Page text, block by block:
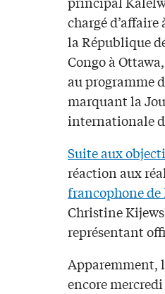
chargé d’affaire
la République
Congo à
au programme
marquant la
internationale
Suite aux
réaction aux
francophone
Christine
représentant
Apparemment,
encore